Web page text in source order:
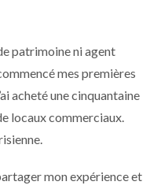
patrimoine ni agent
mes premières
acheté une cinquantaine
locaux commerciaux.
mon expérience et